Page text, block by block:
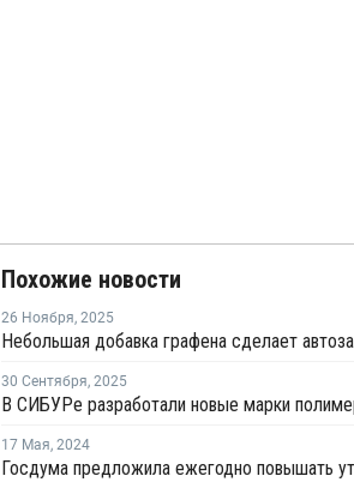
Похожие новости
26 Ноября, 2025
30 Сентября, 2025
17 Мая, 2024